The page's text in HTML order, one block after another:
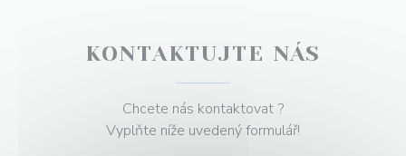
KONTAKTUJTE NÁS
Chcete nás kontaktovat ?
Vyplňte níže uvedený formulář!